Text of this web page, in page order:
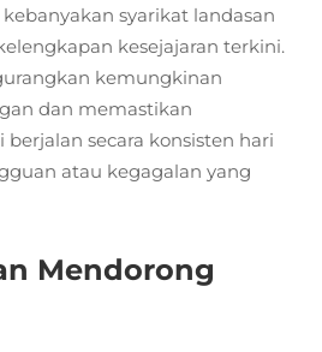
syarikat landasan
kesejajaran terkini.
kemungkinan
dan memastikan
secara konsisten hari
atau kegagalan yang
Mendorong